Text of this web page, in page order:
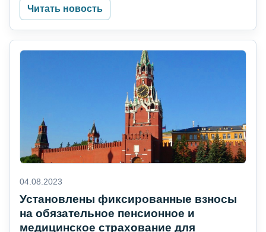
Читать новость
04.08.2023
Установлены фиксированные взносы
на обязательное пенсионное и
медицинское страхование для